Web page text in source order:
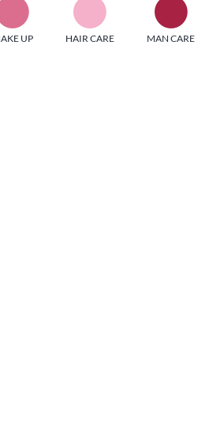
racchiude un pool di società di
nell’informazione b2b. Edizioni
riviste verticali,
gli attori nei settori
e sport.
UP HAIR CARE MAN CARE